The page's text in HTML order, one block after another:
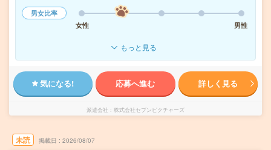
男女比率
女性
男性
もっと見る
気になる! 応募へ進む 詳しく見る
派遣会社 株式会社セブンピクチャーズ
未読 掲載日 2026/08/07